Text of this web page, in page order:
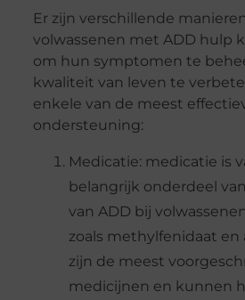
Er zijn verschillende
volwassenen met ADD hulp
om hun symptomen te
kwaliteit van leven te
enkele van de meest
ondersteuning:
Medicatie: medicatie is
belangrijk onderdeel
van ADD bij
zoals methylfenidaat
zijn de meest
medicijnen en kunnen